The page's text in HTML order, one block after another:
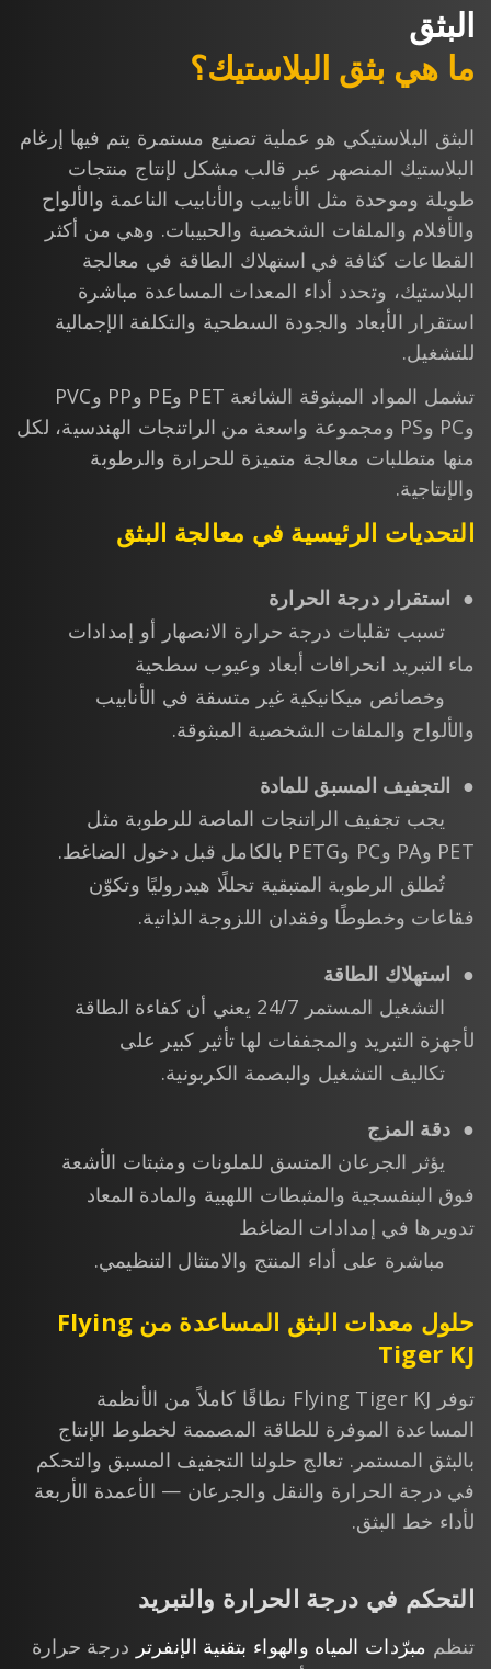
البثق
ما هي بثق البلاستيك؟
البثق البلاستيكي هو عملية تصنيع مستمرة يتم فيها إرغام
البلاستيك المنصهر عبر قالب مشكل لإنتاج منتجات
طويلة وموحدة مثل الأنابيب والأنابيب الناعمة والألواح
والأفلام والملفات الشخصية والحبيبات. وهي من أكثر
القطاعات كثافة في استهلاك الطاقة في معالجة
البلاستيك، وتحدد أداء المعدات المساعدة مباشرة
استقرار الأبعاد والجودة السطحية والتكلفة الإجمالية
للتشغيل.
تشمل المواد المبثوقة الشائعة PET وPE وPP وPVC
وPC وPS ومجموعة واسعة من الراتنجات الهندسية، لكل
منها متطلبات معالجة متميزة للحرارة والرطوبة
والإنتاجية.
التحديات الرئيسية في معالجة البثق
● استقرار درجة الحرارة
تسبب تقلبات درجة حرارة الانصهار أو إمدادات
ماء التبريد انحرافات أبعاد وعيوب سطحية
وخصائص ميكانيكية غير متسقة في الأنابيب
والألواح والملفات الشخصية المبثوقة.
● التجفيف المسبق للمادة
يجب تجفيف الراتنجات الماصة للرطوبة مثل
PET وPA وPC وPETG بالكامل قبل دخول الضاغط.
تُطلق الرطوبة المتبقية تحللًا هيدروليًا وتكوّن
فقاعات وخطوطًا وفقدان اللزوجة الذاتية.
● استهلاك الطاقة
التشغيل المستمر 24/7 يعني أن كفاءة الطاقة
لأجهزة التبريد والمجففات لها تأثير كبير على
تكاليف التشغيل والبصمة الكربونية.
● دقة المزج
يؤثر الجرعان المتسق للملونات ومثبتات الأشعة
فوق البنفسجية والمثبطات اللهبية والمادة المعاد
تدويرها في إمدادات الضاغط
مباشرة على أداء المنتج والامتثال التنظيمي.
حلول معدات البثق المساعدة من Flying
Tiger KJ
توفر Flying Tiger KJ نطاقًا كاملاً من الأنظمة
المساعدة الموفرة للطاقة المصممة لخطوط الإنتاج
بالبثق المستمر. تعالج حلولنا التجفيف المسبق والتحكم
في درجة الحرارة والنقل والجرعان — الأعمدة الأربعة
لأداء خط البثق.
التحكم في درجة الحرارة والتبريد
تنظم مبرّدات المياه والهواء بتقنية الإنفرتر درجة حرارة